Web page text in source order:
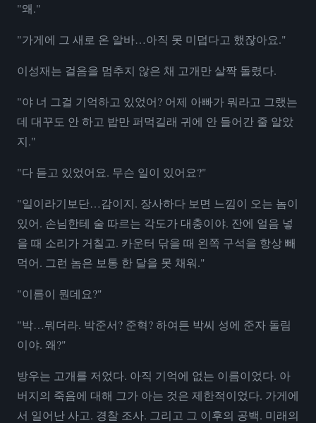
"왜."
"가게에 그 새로 온 알바…아직 못 미덥다고 했잖아요."
이성재는 걸음을 멈추지 않은 채 고개만 살짝 돌렸다.
"야 너 그걸 기억하고 있었어? 어제 아빠가 뭐라고 그랬는
데 대꾸도 안 하고 밥만 퍼먹길래 귀에 안 들어간 줄 알았
지."
"다 듣고 있었어요. 무슨 일이 있어요?"
"일이라기보단…감이지. 장사하다 보면 느낌이 오는 놈이
있어. 손님한테 술 따르는 각도가 대충이야. 잔에 얼음 넣
을 때 소리가 거칠고. 카운터 닦을 때 왼쪽 구석을 항상 빼
먹어. 그런 놈은 보통 한 달을 못 채워."
"이름이 뭔데요?"
"박…뭐더라. 박준서? 준혁? 하여튼 박씨 성에 준자 돌림
이야. 왜?"
방우는 고개를 저었다. 아직 기억에 없는 이름이었다. 아
버지의 죽음에 대해 그가 아는 것은 제한적이었다. 가게에
서 일어난 사고. 경찰 조사. 그리고 그 이후의 공백. 미래의